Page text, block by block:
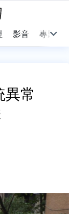
影音 專題
異常